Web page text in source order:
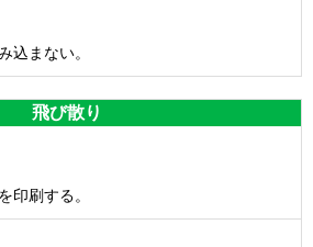
込まない。
飛び散り
印刷する。